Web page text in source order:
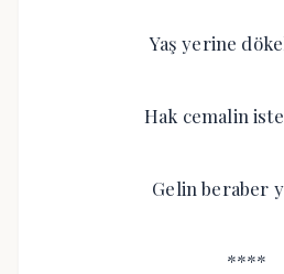
Yaş yerine
Hak cemalin
Gelin beraber
****